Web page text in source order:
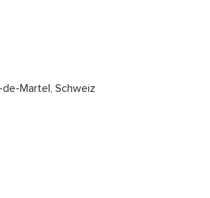
Martel, Schweiz